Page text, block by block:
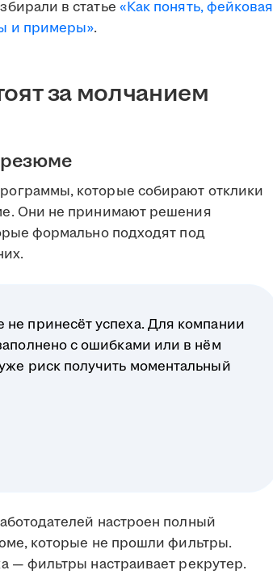
в статье «Как понять, фейковая
и примеры».
за молчанием
которые собирают отклики
Они не принимают решения
формально подходят под
принесёт успеха. Для компании
с ошибками или в нём
риск получить моментальный
настроен полный
которые не прошли фильтры.
— фильтры настраивает рекрутер.